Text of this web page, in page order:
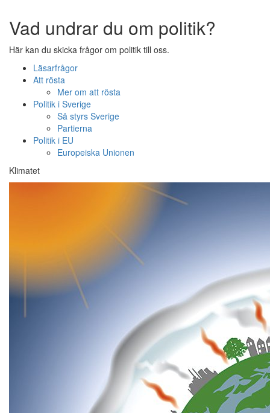
Vad undrar du om politik?
Här kan du skicka frågor om politik till oss.
Läsarfrågor
Att rösta
Mer om att rösta
Politik i Sverige
Så styrs Sverige
Partierna
Politik i EU
Europeiska Unionen
Klimatet